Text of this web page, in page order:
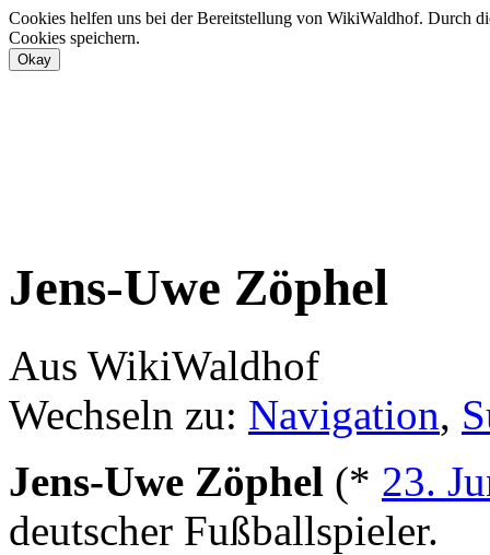
Cookies helfen uns bei der Bereitstellung von WikiWaldhof. Durch
Cookies speichern.
Jens-Uwe Zöphel
Aus WikiWaldhof
Wechseln zu: Navigation,
Jens-Uwe Zöphel (* 23.
deutscher Fußballspieler.